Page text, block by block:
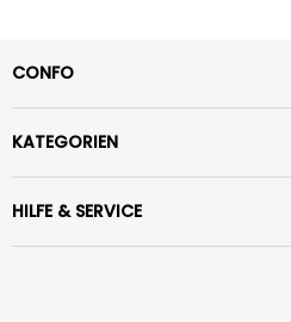
CONFO
KATEGORIEN
HILFE & SERVICE